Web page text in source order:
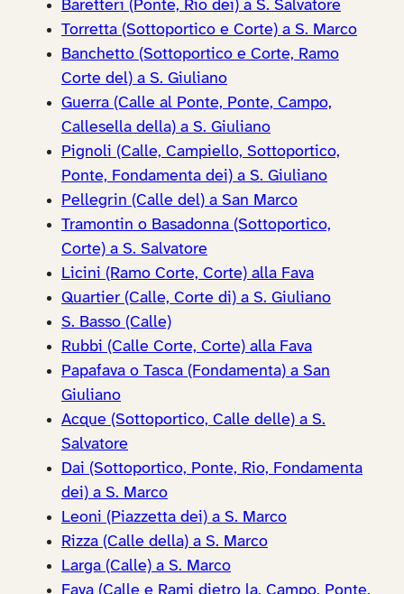
Baretteri (Ponte, Rio dei) a S. Salvatore
Torretta (Sottoportico e Corte) a S. Marco
Banchetto (Sottoportico e Corte, Ramo
Corte del) a S. Giuliano
Guerra (Calle al Ponte, Ponte, Campo,
Callesella della) a S. Giuliano
Pignoli (Calle, Campiello, Sottoportico,
Ponte, Fondamenta dei) a S. Giuliano
Pellegrin (Calle del) a San Marco
Tramontin o Basadonna (Sottoportico,
Corte) a S. Salvatore
Licini (Ramo Corte, Corte) alla Fava
Quartier (Calle, Corte di) a S. Giuliano
S. Basso (Calle)
Rubbi (Calle Corte, Corte) alla Fava
Papafava o Tasca (Fondamenta) a San
Giuliano
Acque (Sottoportico, Calle delle) a S.
Salvatore
Dai (Sottoportico, Ponte, Rio, Fondamenta
dei) a S. Marco
Leoni (Piazzetta dei) a S. Marco
Rizza (Calle della) a S. Marco
Larga (Calle) a S. Marco